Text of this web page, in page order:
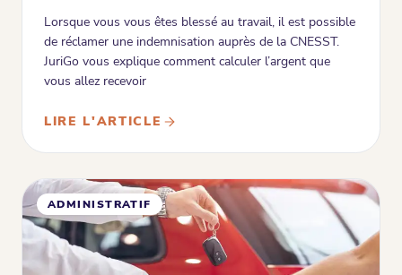
Lorsque vous vous êtes blessé au travail, il est possible
de réclamer une indemnisation auprès de la CNESST.
JuriGo vous explique comment calculer l’argent que
vous allez recevoir
LIRE L'ARTICLE
ADMINISTRATIF